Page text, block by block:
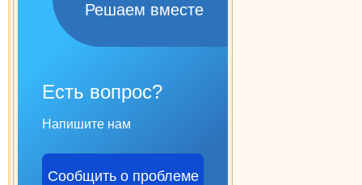
Решаем вместе
Есть вопрос?
Напишите нам
Сообщить о проблеме